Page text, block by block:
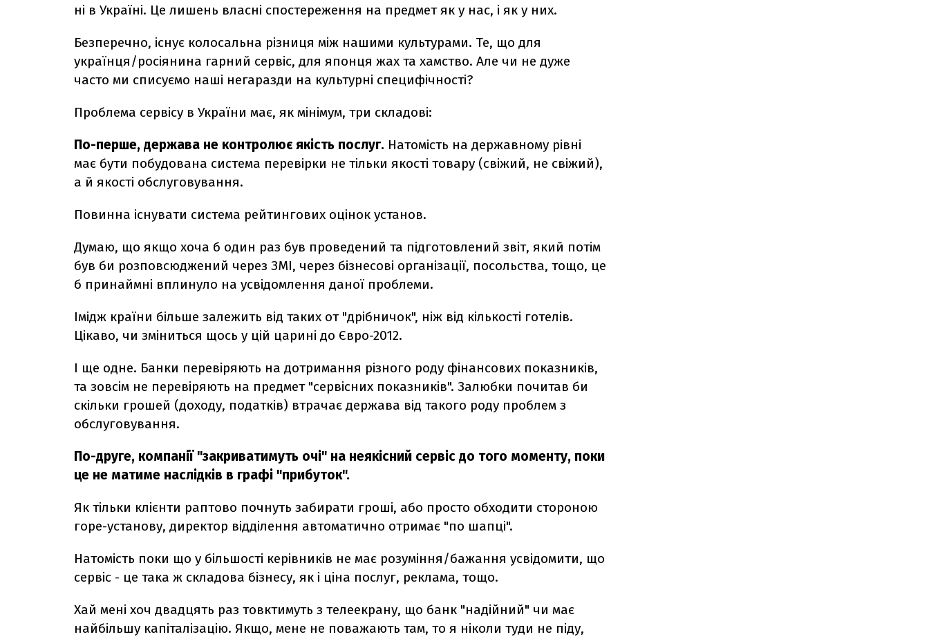
ні в Україні. Це лишень власні спостереження на предмет як у нас, і як у них.
Безперечно, існує колосальна різниця між нашими культурами. Те, що для
українця/росіянина гарний сервіс, для японця жах та хамство. Але чи не дуже
часто ми списуємо наші негаразди на культурні специфічності?
Проблема сервісу в України має, як мінімум, три складові:
По-перше, держава не контролює якість послуг. Натомість на державному рівні
має бути побудована система перевірки не тільки якості товару (свіжий, не свіжий),
а й якості обслуговування.
Повинна існувати система рейтингових оцінок установ.
Думаю, що якщо хоча б один раз був проведений та підготовлений звіт, який потім
був би розповсюджений через ЗМІ, через бізнесові організації, посольства, тощо, це
б принаймні вплинуло на усвідомлення даної проблеми.
Імідж країни більше залежить від таких от "дрібничок", ніж від кількості готелів.
Цікаво, чи зміниться щось у цій царині до Євро-2012.
І ще одне. Банки перевіряють на дотримання різного роду фінансових показників,
та зовсім не перевіряють на предмет "сервісних показників". Залюбки почитав би
скільки грошей (доходу, податків) втрачає держава від такого роду проблем з
обслуговування.
По-друге, компанії "закриватимуть очі" на неякісний сервіс до того моменту, поки
це не матиме наслідків в графі "прибуток".
Як тільки клієнти раптово почнуть забирати гроші, або просто обходити стороною
горе-установу, директор відділення автоматично отримає "по шапці".
Натомість поки що у більшості керівників не має розуміння/бажання усвідомити, що
сервіс - це така ж складова бізнесу, як і ціна послуг, реклама, тощо.
Хай мені хоч двадцять раз товктимуть з телеекрану, що банк "надійний" чи має
найбільшу капіталізацію. Якщо, мене не поважають там, то я ніколи туди не піду,